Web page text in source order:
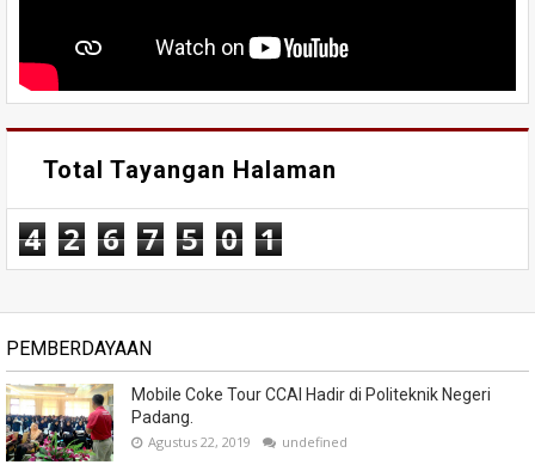
Total Tayangan Halaman
4 2 6 7 5 0 1
PEMBERDAYAAN
Mobile Coke Tour CCAI Hadir di Politeknik Negeri
Padang.
Agustus 22, 2019 undefined